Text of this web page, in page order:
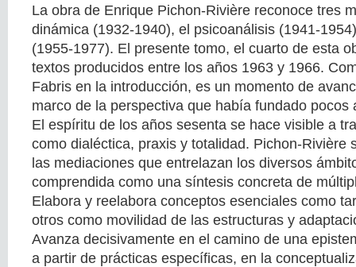
La obra de Enrique Pichon-Rivière reconoce tres
dinámica (1932-1940), el psicoanálisis (1941-
(1955-1977). El presente tomo, el cuarto de esta
textos producidos entre los años 1963 y 1966.
Fabris en la introducción, es un momento de
marco de la perspectiva que había fundado pocos
El espíritu de los años sesenta se hace visible a
como dialéctica, praxis y totalidad. Pichon-Rivière
las mediaciones que entrelazan los diversos
comprendida como una síntesis concreta de
Elabora y reelabora conceptos esenciales como
otros como movilidad de las estructuras y
Avanza decisivamente en el camino de una
a partir de prácticas específicas, en la